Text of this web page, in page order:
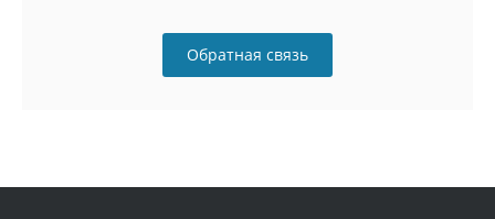
Обратная связь